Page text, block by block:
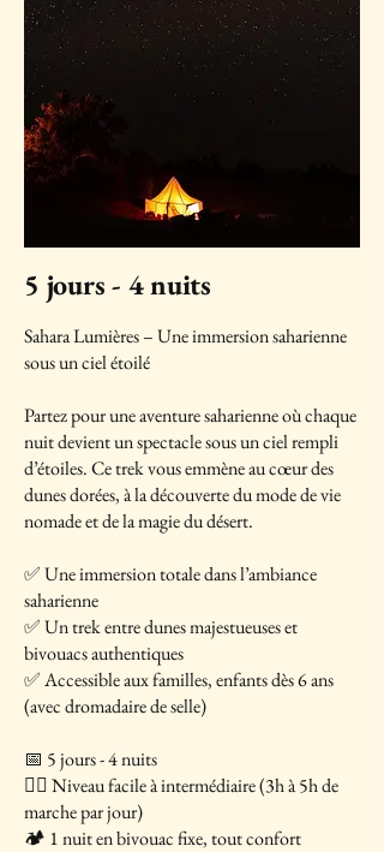
5 jours - 4 nuits​
Sahara Lumières – Une immersion saharienne
sous un ciel étoilé
Partez pour une aventure saharienne où chaque
nuit devient un spectacle sous un ciel rempli
d’étoiles. Ce trek vous emmène au cœur des
dunes dorées, à la découverte du mode de vie
nomade et de la magie du désert.
✅ Une immersion totale dans l’ambiance
saharienne
✅ Un trek entre dunes majestueuses et
bivouacs authentiques
✅ Accessible aux familles, enfants dès 6 ans
(avec dromadaire de selle)
📅 5 jours - 4 nuits
🚶‍♂️ Niveau facile à intermédiaire (3h à 5h de
marche par jour)
🏕 1 nuit en bivouac fixe, tout confort